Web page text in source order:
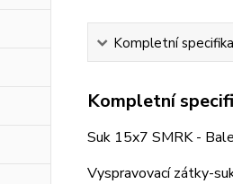
Kompletní
Kompletní
Suk 15x7 SMRK -
Vyspravovací zátky-